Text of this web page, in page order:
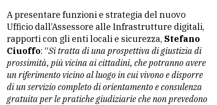
A presentare funzioni e strategia del nuovo
Ufficio dall’Assessore alle Infrastrutture digitali,
rapporti con gli enti locali e sicurezza, Stefano
Ciuoffo: “Si tratta di una prospettiva di giustizia di
prossimità, più vicina ai cittadini, che potranno avere
un riferimento vicino al luogo in cui vivono e disporre
di un servizio completo di orientamento e consulenza
gratuita per le pratiche giudiziarie che non prevedono